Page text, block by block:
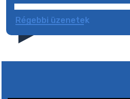
4. augusztus 2026 09:48
Régebbi üzenetek